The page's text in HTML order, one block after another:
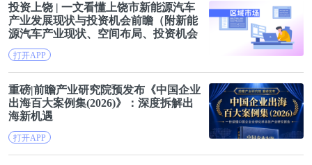
投资上饶 | 一文看懂上饶市新能源汽车
产业发展现状与投资机会前瞻（附新能
源汽车产业现状、空间布局、投资机会
分析等）
打开APP
重磅|前瞻产业研究院预发布《中国企业
出海百大案例集(2026)》：深度拆解出
海新机遇
打开APP